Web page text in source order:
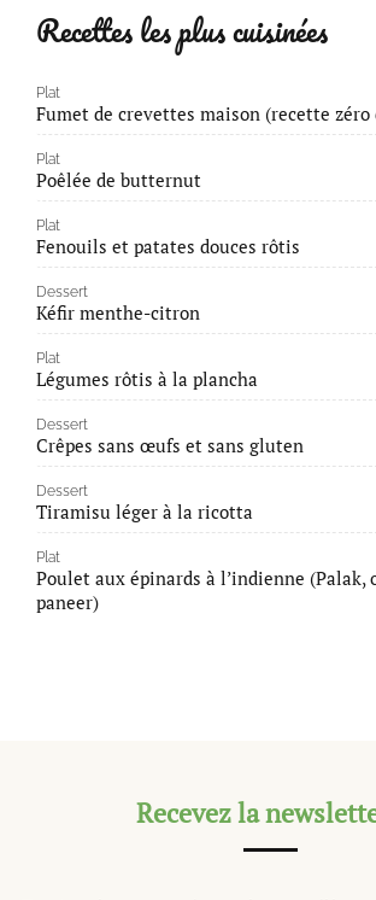
Recettes les plus cuisinées
Plat
Fumet de crevettes maison (recette zéro
Plat
Poêlée de butternut
Plat
Fenouils et patates douces rôtis
Dessert
Kéfir menthe-citron
Plat
Légumes rôtis à la plancha
Dessert
Crêpes sans œufs et sans gluten
Dessert
Tiramisu léger à la ricotta
Plat
Poulet aux épinards à l’indienne (Palak,
paneer)
Recevez la